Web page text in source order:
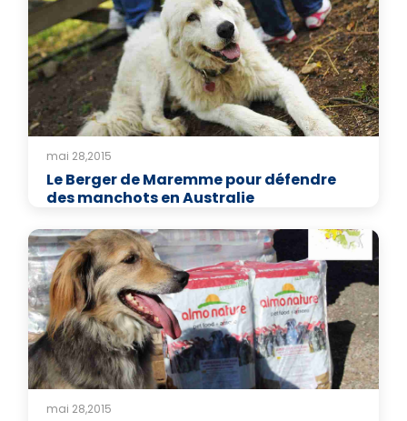
mai 28,2015
Le Berger de Maremme pour défendre
des manchots en Australie
mai 28,2015